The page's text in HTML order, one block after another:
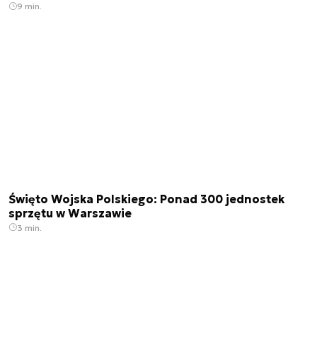
9 min.
Święto Wojska Polskiego: Ponad 300 jednostek
sprzętu w Warszawie
3 min.